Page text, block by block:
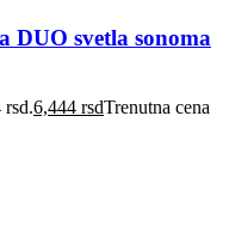
DUO svetla sonoma
rsd.6,444 rsdTrenutna cena